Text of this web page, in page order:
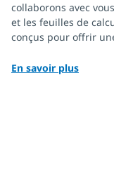
collaborons avec
et les feuilles de
conçus pour offrir
En savoir plus